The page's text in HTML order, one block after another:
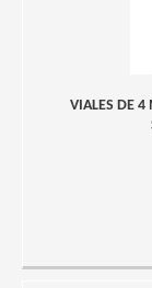
VIALES DE 4